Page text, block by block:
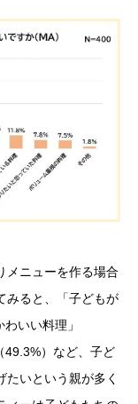
メニューを作る場合
みると、「子どもが
いい料理」
49.3%）など、子ど
いという親が多く